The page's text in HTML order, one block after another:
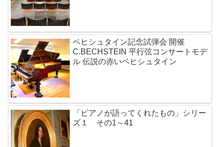
ベヒシュタイン記念試弾会 開催
C.BECHSTEIN 平行弦コンサートモデ
ル 伝説の赤いベヒシュタイン
「ピアノが語ってくれたもの」シリー
ズ１ その1～41